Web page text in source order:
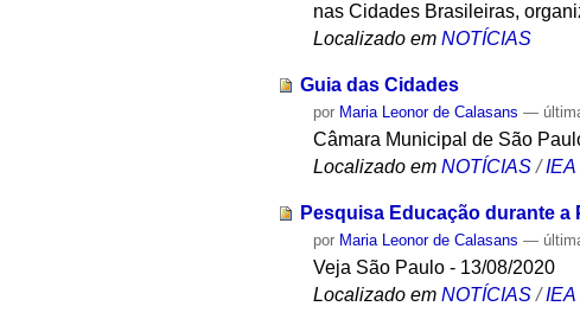
nas Cidades Brasileiras,
Localizado em NOTÍCIAS
Guia das Cidades
por Maria Leonor de Calasans —
Câmara Municipal de São
Localizado em NOTÍCIAS /IEA
Pesquisa Educação durante a
por Maria Leonor de Calasans —
Veja São Paulo - 13/08/2020
Localizado em NOTÍCIAS /IEA